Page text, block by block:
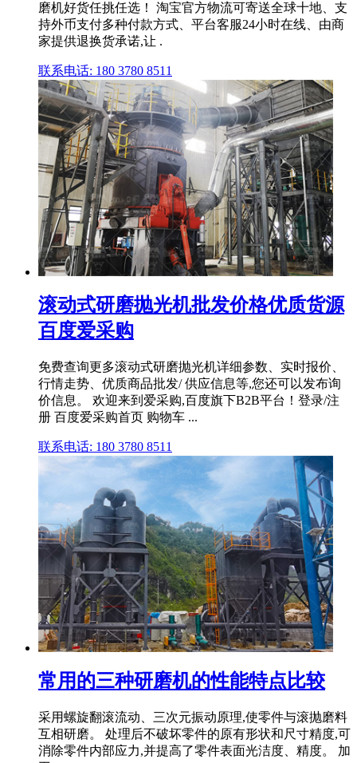
磨机好货任挑任选！ 淘宝官方物流可寄送全球十地、支
持外币支付多种付款方式、平台客服24小时在线、由商
家提供退换货承诺,让 .
联系电话: 180 3780 8511
滚动式研磨抛光机批发价格优质货源
百度爱采购
免费查询更多滚动式研磨抛光机详细参数、实时报价、
行情走势、优质商品批发/ 供应信息等,您还可以发布询
价信息。 欢迎来到爱采购,百度旗下B2B平台！登录/注
册 百度爱采购首页 购物车 ...
联系电话: 180 3780 8511
常用的三种研磨机的性能特点比较
采用螺旋翻滚流动、三次元振动原理,使零件与滚抛磨料
互相研磨。 处理后不破坏零件的原有形状和尺寸精度,可
消除零件内部应力,并提高了零件表面光洁度、精度。 加